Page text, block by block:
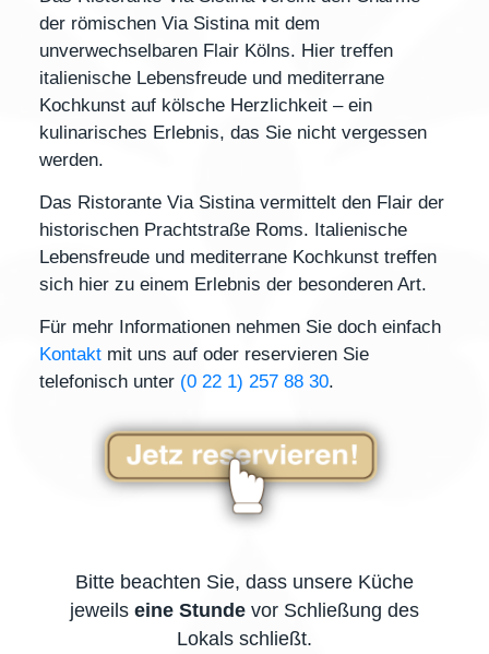
der römischen Via Sistina mit dem
unverwechselbaren Flair Kölns. Hier treffen
italienische Lebensfreude und mediterrane
Kochkunst auf kölsche Herzlichkeit – ein
kulinarisches Erlebnis, das Sie nicht vergessen
werden.
Das Ristorante Via Sistina vermittelt den Flair der
historischen Prachtstraße Roms. Italienische
Lebensfreude und mediterrane Kochkunst treffen
sich hier zu einem Erlebnis der besonderen Art.
Für mehr Informationen nehmen Sie doch einfach
Kontakt mit uns auf oder reservieren Sie
telefonisch unter (0 22 1) 257 88 30.
Bitte beachten Sie, dass unsere Küche
jeweils eine Stunde vor Schließung des
Lokals schließt.